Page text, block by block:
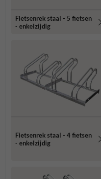
Fietsenrek staal - 5 fietsen
- enkelzijdig
Fietsenrek staal - 4 fietsen
- enkelzijdig